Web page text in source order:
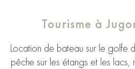
Tourisme à
Location de bateau sur le golfe
pêche sur les étangs et les